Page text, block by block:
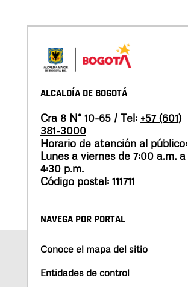
ALCALDÍA DE BOGOTÁ
Cra 8 N° 10-65 / Tel: +57 (601)
381-3000
Horario de atención al público:
Lunes a viernes de 7:00 a.m. a
4:30 p.m.
Código postal: 111711
NAVEGA POR PORTAL
Conoce el mapa del sitio
Entidades de control